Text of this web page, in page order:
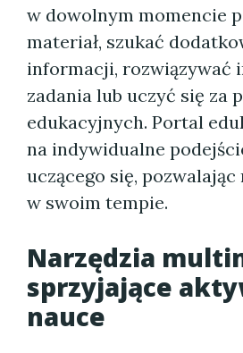
w dowolnym momencie
materiał, szukać
informacji, rozwiązywać
zadania lub uczyć się za
edukacyjnych. Portal
na indywidualne
uczącego się,
w swoim tempie.
Narzędzia
sprzyjające
nauce